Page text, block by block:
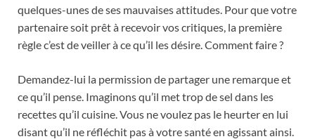
quelques-unes de ses mauvaises attitudes. Pour que votre
partenaire soit prêt à recevoir vos critiques, la première
règle c’est de veiller à ce qu’il les désire. Comment faire ?
Demandez-lui la permission de partager une remarque et
ce qu’il pense. Imaginons qu’il met trop de sel dans les
recettes qu’il cuisine. Vous ne voulez pas le heurter en lui
disant qu’il ne réfléchit pas à votre santé en agissant ainsi.